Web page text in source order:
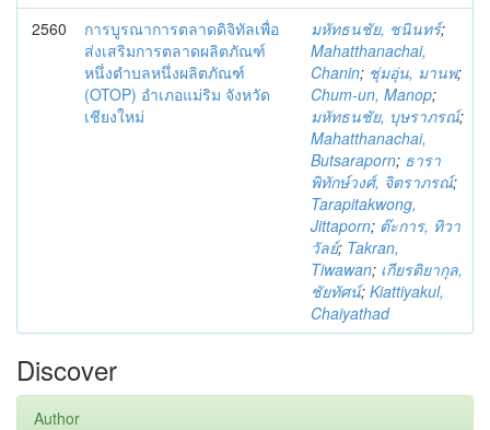
2560
การบูรณาการตลาดดิจิทัลเพื่อ
ส่งเสริมการตลาดผลิตภัณฑ์
หนึ่งตำบลหนึ่งผลิตภัณฑ์
(OTOP) อำเภอแม่ริม จังหวัด
เชียงใหม่
มหัทธนชัย, ชนินทร์;
Mahatthanachai,
Chanin; ชุ่มอุ่น, มานพ;
Chum-un, Manop;
มหัทธนชัย, บุษราภรณ์;
Mahatthanachai,
Butsaraporn; ธารา
พิทักษ์วงศ์, จิตราภรณ์;
Tarapitakwong,
Jittaporn; ต๊ะการ, ทิวา
วัลย์; Takran,
Tiwawan; เกียรติยากุล,
ชัยทัศน์; Kiattiyakul,
Chaiyathad
Discover
Author